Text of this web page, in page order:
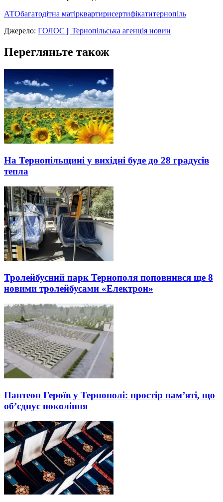
АТОбагатодітна матірквартирисертифікатитернопіль
Джерело: ГОЛОС || Тернопільська агенція новин
Перегляньте також
На Тернопільщині у вихідні буде до 28 градусів
тепла
Тролейбусний парк Тернополя поповнився ще 8
новими тролейбусами «Електрон»
Пантеон Героїв у Тернополі: простір пам’яті, що
об’єднує покоління